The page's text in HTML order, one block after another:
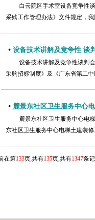
白云院区手术室设备竞争性
采购工作管理办法》文件规定，
• 设备技术讲解及竞争性 谈
设备技术讲解及竞争性谈判
采购招标制度》及《广东省第二
• 麓景东社区卫生服务中心
麓景东社区卫生服务中心电
东社区卫生服务中心电梯土建装
在第133页,共有135页,共有1347条